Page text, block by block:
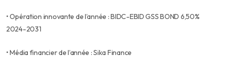
• Opération innovante de l’année : BIDC-EBID GSS BOND 6,50%
2024-2031
• Média financier de l’année : Sika Finance